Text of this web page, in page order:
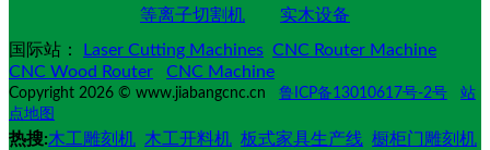
等离子切割机
实木设备
国际站：
Laser Cutting Machines CNC Router Machine
CNC Wood Router
CNC Machine
Copyright 2026 © www.jiabangcnc.cn 鲁ICP备13010617号-2号
站
点地图
热搜:木工雕刻机 木工开料机 板式家具生产线 橱柜门雕刻机